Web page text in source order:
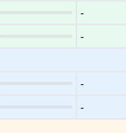
-
-
-
-